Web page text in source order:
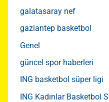
galatasaray nef
gaziantep basketbol
Genel
güncel spor haberleri
ING basketbol süper ligi
ING Kadınlar Basketbol